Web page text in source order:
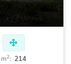
m2: 214